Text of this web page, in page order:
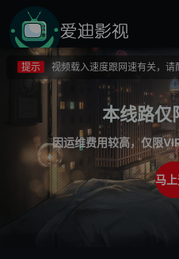
提示
提示
如果无法播放请重新刷新页面
提示
视频载入速度跟网速有关，请
不要轻易相信视频中的广告
本线路仅
因运维费用较高，仅限
马